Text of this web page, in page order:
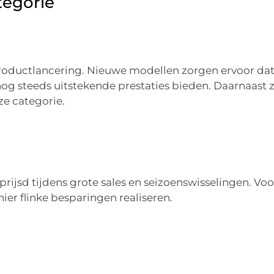
Nieuwe modellen zorgen ervoor dat
steeds uitstekende prestaties bieden. Daarnaast
categorie.
tijdens grote sales en seizoenswisselingen.
flinke besparingen realiseren.